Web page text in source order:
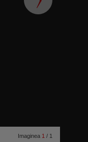
Imaginea 1 / 1